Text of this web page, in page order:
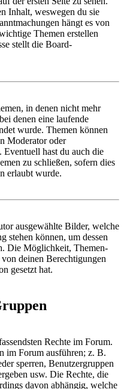
Inhalt, weswegen du sie
hängt es von
Themen erstellen
stellt die Board-
in denen nicht mehr
denen eine laufende
wurde. Themen können
Moderator oder
hast du auch die
zu schließen, sofern dies
erlaubt wurde.
ausgewählte Bilder, welche
stehen können, um dessen
Die Möglichkeit, Themen-
deinen Berechtigungen
gesetzt hat.
Rechte im Forum.
im Forum ausführen; z. B.
sperren, Benutzergruppen
usw. Die Rechte, die
davon abhängig, welche